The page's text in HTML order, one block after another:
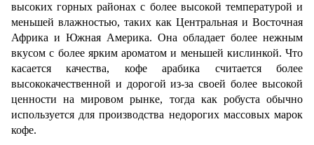
высоких горных районах с более высокой температурой и
меньшей влажностью, таких как Центральная и Восточная
Африка и Южная Америка. Она обладает более нежным
вкусом с более ярким ароматом и меньшей кислинкой. Что
касается качества, кофе арабика считается более
высококачественной и дорогой из-за своей более высокой
ценности на мировом рынке, тогда как робуста обычно
используется для производства недорогих массовых марок
кофе.